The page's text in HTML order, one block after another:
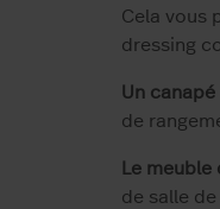
Cela vous
dressing
Un
de
Le
de salle